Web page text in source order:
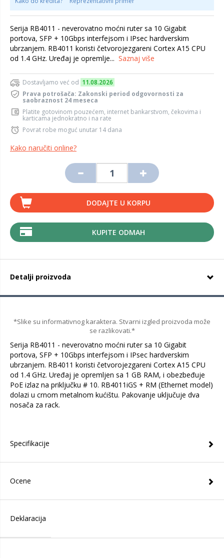
Serija RB4011 - neverovatno moćni ruter sa 10 Gigabit
portova, SFP + 10Gbps interfejsom i IPsec hardverskim
ubrzanjem. RB4011 koristi četvorojezgareni Cortex A15 CPU
od 1.4 GHz. Uređaj je opremlje... Saznaj više
Dostavljamo već od 11.08.2026
Prava potrošača: Zakonski period odgovornosti za
saobraznost 24 meseca
Platite gotovinom pouzećem, internet bankarstvom, čekovima i
karticama jednokratno i na rate
Povrat robe moguć unutar 14 dana
Kako naručiti online?
DODAJTE U KORPU
KUPITE ODMAH
Detalji proizvoda
*Slike su informativnog karaktera. Stvarni izgled proizvoda može
se razlikovati.*
Serija RB4011 - neverovatno moćni ruter sa 10 Gigabit
portova, SFP + 10Gbps interfejsom i IPsec hardverskim
ubrzanjem. RB4011 koristi četvorojezgareni Cortex A15 CPU
od 1.4 GHz. Uređaj je opremljen sa 1 GB RAM, i obezbeđuje
PoE izlaz na priključku # 10. RB4011iGS + RM (Ethernet model)
dolazi u crnom metalnom kućištu. Pakovanje uključuje dva
nosača za rack.
Specifikacije
Ocene
Deklaracija